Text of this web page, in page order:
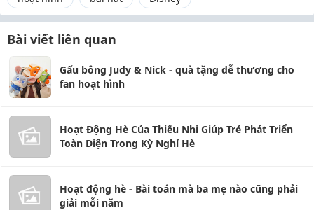
Bài viết liên quan
Gấu bông Judy & Nick - quà tặng dễ thương cho
fan hoạt hình
Hoạt Động Hè Của Thiếu Nhi Giúp Trẻ Phát Triển
Toàn Diện Trong Kỳ Nghỉ Hè
Hoạt động hè - Bài toán mà ba mẹ nào cũng phải
giải mỗi năm